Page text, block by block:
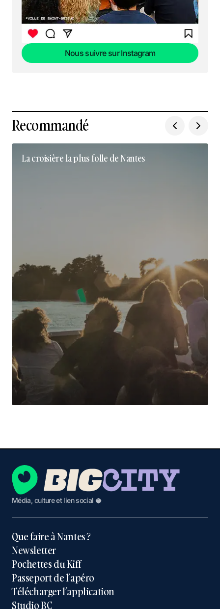
Nous suivre sur Instagram
Recommandé
La croisière la plus folle de Nantes
Média, culture et lien social 🥥
Que faire à Nantes ?
Newsletter
Pochettes du Kiff
Passeport de l’apéro
Télécharger l’application
Studio BC